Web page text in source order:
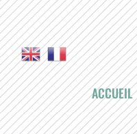
ACCUEIL